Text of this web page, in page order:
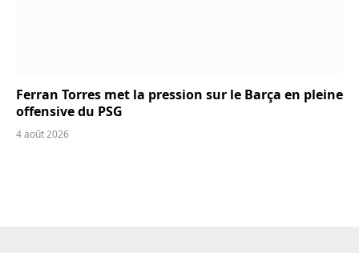
Ferran Torres met la pression sur le Barça en pleine
offensive du PSG
4 août 2026